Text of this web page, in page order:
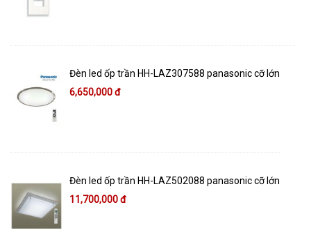
Đèn led ốp trần HH-LAZ307588 panasonic cỡ lớn
6,650,000 đ
Đèn led ốp trần HH-LAZ502088 panasonic cỡ lớn
11,700,000 đ